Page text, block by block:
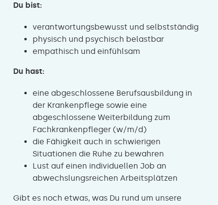
Du bist:
verantwortungsbewusst und selbstständig
physisch und psychisch belastbar
empathisch und einfühlsam
Du hast:
eine abgeschlossene Berufsausbildung in
der Krankenpflege sowie eine
abgeschlossene Weiterbildung zum
Fachkrankenpfleger (w/m/d)
die Fähigkeit auch in schwierigen
Situationen die Ruhe zu bewahren
Lust auf einen individuellen Job an
abwechslungsreichen Arbeitsplätzen
Gibt es noch etwas, was Du rund um unsere